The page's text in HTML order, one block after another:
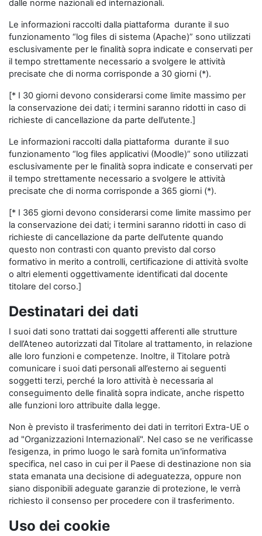
dalle norme nazionali ed internazionali.
Le informazioni raccolti dalla piattaforma durante il suo
funzionamento “log files di sistema (Apache)” sono utilizzati
esclusivamente per le finalità sopra indicate e conservati per
il tempo strettamente necessario a svolgere le attività
precisate che di norma corrisponde a 30 giorni (*).
[* I 30 giorni devono considerarsi come limite massimo per
la conservazione dei dati; i termini saranno ridotti in caso di
richieste di cancellazione da parte dell’utente.]
Le informazioni raccolti dalla piattaforma durante il suo
funzionamento “log files applicativi (Moodle)” sono utilizzati
esclusivamente per le finalità sopra indicate e conservati per
il tempo strettamente necessario a svolgere le attività
precisate che di norma corrisponde a 365 giorni (*).
[* I 365 giorni devono considerarsi come limite massimo per
la conservazione dei dati; i termini saranno ridotti in caso di
richieste di cancellazione da parte dell’utente quando
questo non contrasti con quanto previsto dal corso
formativo in merito a controlli, certificazione di attività svolte
o altri elementi oggettivamente identificati dal docente
titolare del corso.]
Destinatari dei dati
I suoi dati sono trattati dai soggetti afferenti alle strutture
dell’Ateneo autorizzati dal Titolare al trattamento, in relazione
alle loro funzioni e competenze. Inoltre, il Titolare potrà
comunicare i suoi dati personali all’esterno ai seguenti
soggetti terzi, perché la loro attività è necessaria al
conseguimento delle finalità sopra indicate, anche rispetto
alle funzioni loro attribuite dalla legge.
Non è previsto il trasferimento dei dati in territori Extra-UE o
ad "Organizzazioni Internazionali". Nel caso se ne verificasse
l’esigenza, in primo luogo le sarà fornita un'informativa
specifica, nel caso in cui per il Paese di destinazione non sia
stata emanata una decisione di adeguatezza, oppure non
siano disponibili adeguate garanzie di protezione, le verrà
richiesto il consenso per procedere con il trasferimento.
Uso dei cookie